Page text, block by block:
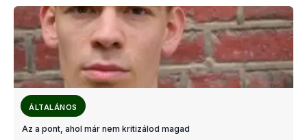
ÁLTALÁNOS
Az a pont, ahol már nem kritizálod magad